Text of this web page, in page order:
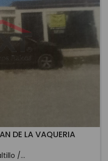
DE LA VAQUERIA
/...